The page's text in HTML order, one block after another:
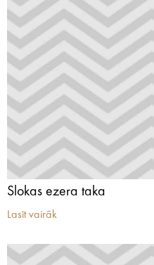
Slokas ezera taka
Lasīt vairāk